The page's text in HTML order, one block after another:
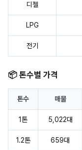
디젤
LPG
전기
📦 톤수별 가격
톤수 매물
1톤 5,022대
1.2톤 659대